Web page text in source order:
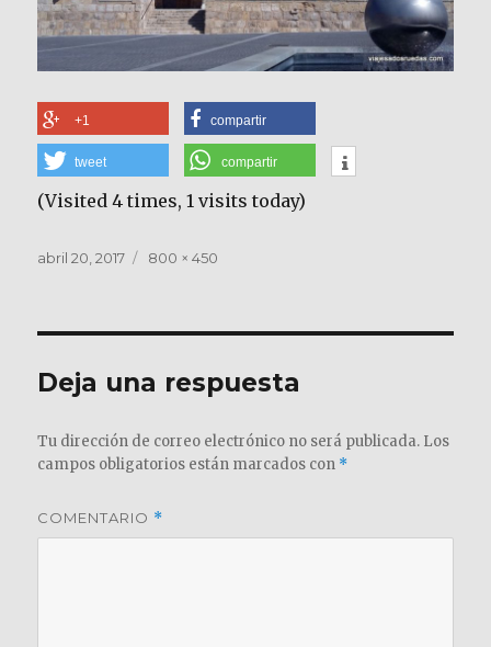
+1 compartir
tweet compartir
(Visited 4 times, 1 visits today)
Publicado
abril 20, 2017
Tamaño
800 × 450
Deja una respuesta
Tu dirección de correo electrónico no será publicada. Los
campos obligatorios están marcados con *
COMENTARIO *